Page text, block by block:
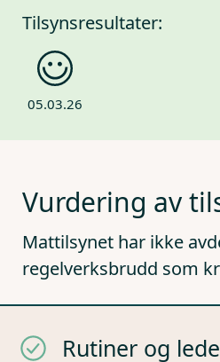
Tilsynsresultater:
05.03.26
Vurdering av
Mattilsynet har ikke
regelverksbrudd som
Rutiner og